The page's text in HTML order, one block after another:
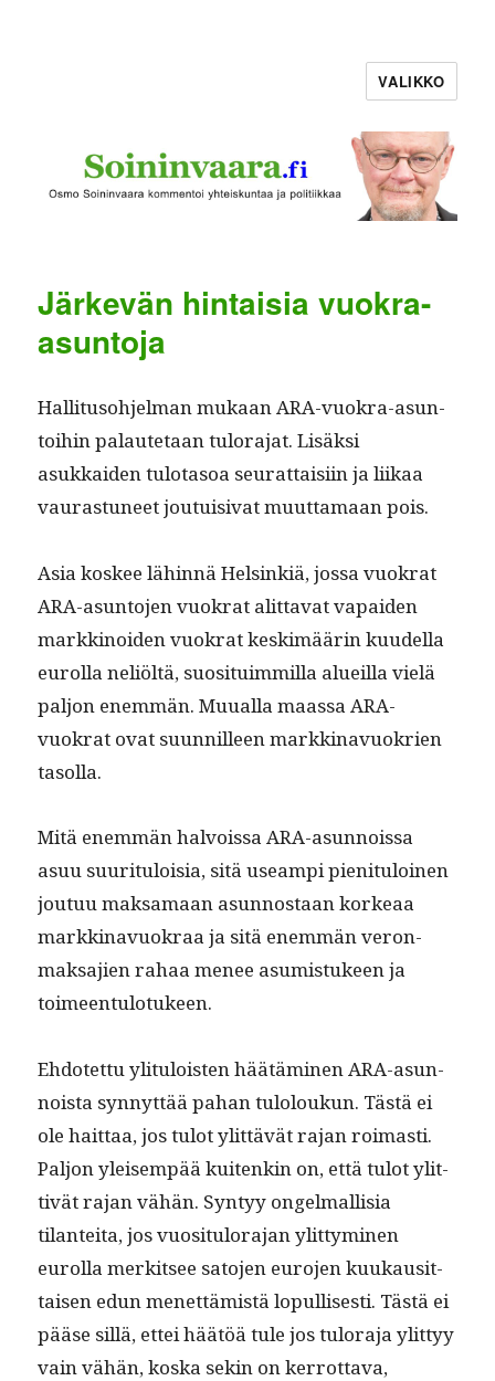
VALIKKO
Järkevän hintaisia vuokra-
asuntoja
Hal­li­tu­so­hjel­man mukaan ARA-vuokra-asun­
toi­hin palaute­taan tulo­ra­jat. Lisäk­si
asukkaiden tulota­soa seu­rat­taisi­in ja liikaa
vauras­tuneet jou­tu­isi­vat muut­ta­maan pois.
Asia kos­kee lähin­nä Helsinkiä, jos­sa vuokrat
ARA-asun­to­jen vuokrat alit­ta­vat vapaiden
markki­noiden vuokrat keskimäärin kuudel­la
eurol­la neliöltä, suosi­tu­im­mil­la alueil­la vielä
paljon enem­män. Muual­la maas­sa ARA-
vuokrat ovat suun­nilleen markki­navuokrien
tasolla.
Mitä enem­män halvois­sa ARA-asun­nois­sa
asuu suu­rit­u­loisia, sitä use­ampi pien­i­t­u­loinen
joutuu mak­samaan asun­nos­taan korkeaa
markki­navuokraa ja sitä enem­män veron­
mak­sajien rahaa menee asum­is­tu­keen ja
toimeentulotukeen.
Ehdotet­tu yli­t­u­lois­t­en häätämi­nen ARA-asun­
noista syn­nyt­tää pahan tuloloukun. Tästä ei
ole hait­taa, jos tulot ylit­tävät rajan roimasti.
Paljon yleisem­pää kuitenkin on, että tulot ylit­
tivät rajan vähän. Syn­tyy ongel­mallisia
tilantei­ta, jos vuosi­t­u­lo­ra­jan ylit­tymi­nen
eurol­la merk­it­see sato­jen euro­jen kuukausit­
taisen edun menet­tämistä lop­ullis­es­ti. Tästä ei
pääse sil­lä, ettei häätöä tule jos tulo­ra­ja ylit­tyy
vain vähän, kos­ka sekin on ker­rot­ta­va,